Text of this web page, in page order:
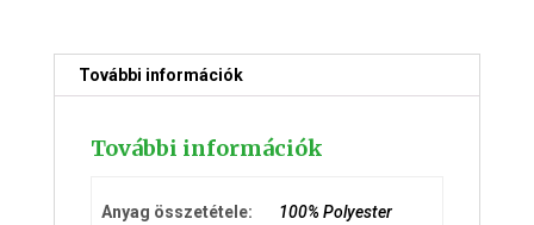
További információk
További információk
Anyag összetétele: 100% Polyester